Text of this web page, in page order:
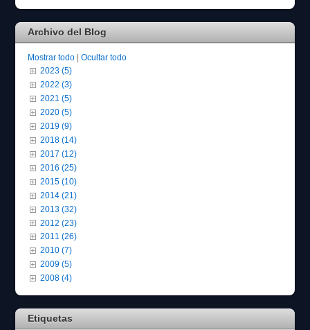
Archivo del Blog
Mostrar todo |Ocultar todo
2023 (5)
2022 (3)
2021 (5)
2020 (5)
2019 (9)
2018 (14)
2017 (12)
2016 (25)
2015 (10)
2014 (21)
2013 (32)
2012 (23)
2011 (26)
2010 (7)
2009 (5)
2008 (4)
Etiquetas